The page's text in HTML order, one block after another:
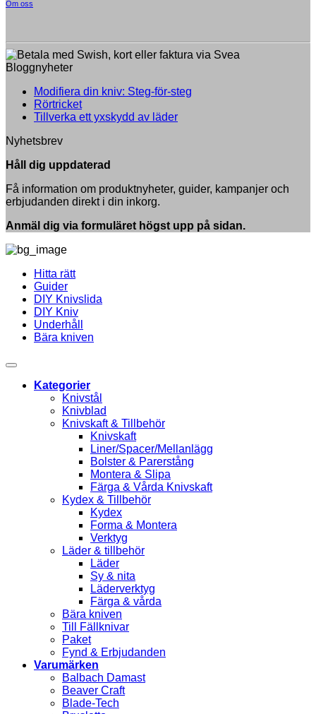
Om oss
Bloggnyheter
Modifiera din kniv: Steg-för-steg
steg
RörtricketInga
kommentarer
Tillverka ett yxskydd av läderInga
av
Nyhetsbrev
Håll dig uppdaterad
Få information om produktnyheter, guider, kampanjer och
erbjudanden direkt i din inkorg.
Anmäl dig via formuläret högst upp på sidan.
Hitta rätt
Guider
DIY Knivslida
DIY Kniv
Underhåll
Bära kniven
Kategorier
Knivstål
Knivblad
Knivskaft & Tillbehör
Knivskaft
Liner/Spacer/Mellanlägg
Bolster & Parerstång
Montera & Slipa
Färga & Vårda Knivskaft
Kydex & Tillbehör
Kydex
Forma & Montera
Verktyg
Läder & tillbehör
Läder
Sy & nita
Läderverktyg
Färga & vårda
Bära kniven
Till Fällknivar
Paket
Fynd & Erbjudanden
Varumärken
Balbach Damast
Beaver Craft
Blade-Tech